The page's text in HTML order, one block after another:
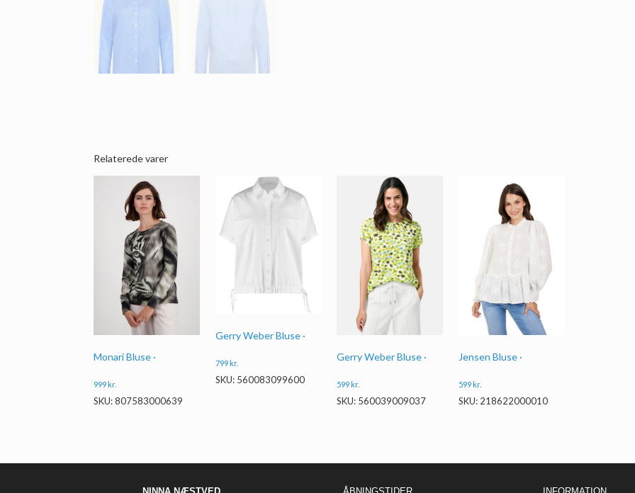
Relaterede varer
Monari Bluse ·
999kr.
SKU: 807583000639
Gerry Weber Bluse ·
799kr.
SKU: 560083099600
Gerry Weber Bluse ·
599kr.
SKU: 560039009037
Jensen Bluse ·
599 kr.
SKU: 218622000010